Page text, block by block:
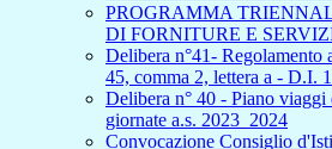
PROGRAMMA
DI FORNITURE E
Delibera n°41- Regolamento
45, comma 2, lettera a - D.I.
Delibera n° 40 - Piano
giornate a.s. 2023_2024
Convocazione Consiglio